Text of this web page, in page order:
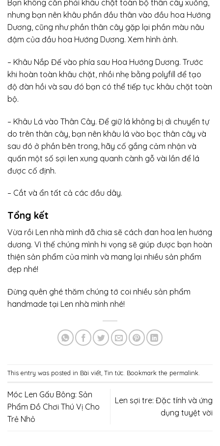
Bạn không cần phải khâu chặt toàn bộ thân cây xuống,
nhưng bạn nên khâu phần đầu thân vào đầu hoa Hướng
Dương, cũng như phần thân cây gặp lại phần màu nâu
đậm của đầu hoa Hướng Dương. Xem hình ảnh.
– Khâu Nắp Đế vào phía sau Hoa Hướng Dương. Trước
khi hoàn toàn khâu chặt, nhồi nhẹ bằng polyfill để tạo
độ đàn hồi và sau đó bạn có thể tiếp tục khâu chặt toàn
bộ.
– Khâu Lá vào Thân Cây. Để giữ lá không bị di chuyển tự
do trên thân cây, bạn nên khâu lá vào bọc thân cây và
sau đó ở phần bên trong, hãy cố gắng cảm nhận và
quấn một số sợi len xung quanh cành gỗ vài lần để lá
được cố định.
– Cắt và ẩn tất cả các đầu dây.
Tổng kết
Vừa rồi Len nhà mình đã chia sẽ cách đan hoa len hướng
dương. Vì thế chúng mình hi vọng sẽ giúp được bạn hoàn
thiện sản phẩm của mình và mang lại nhiều sản phẩm
đẹp nhé!
Đừng quên ghé thăm chúng tớ coi nhiều sản phẩm
handmade tại Len nhà mình nhé!
This entry was posted in Bài viết Tin tức . Bookmark the permalink
Móc Len Gấu Bông: Sản
Phẩm Đồ Chơi Thú Vị Cho
Trẻ Nhỏ
Len sợi tre: Đặc tính và ứng
dụng tuyệt vời